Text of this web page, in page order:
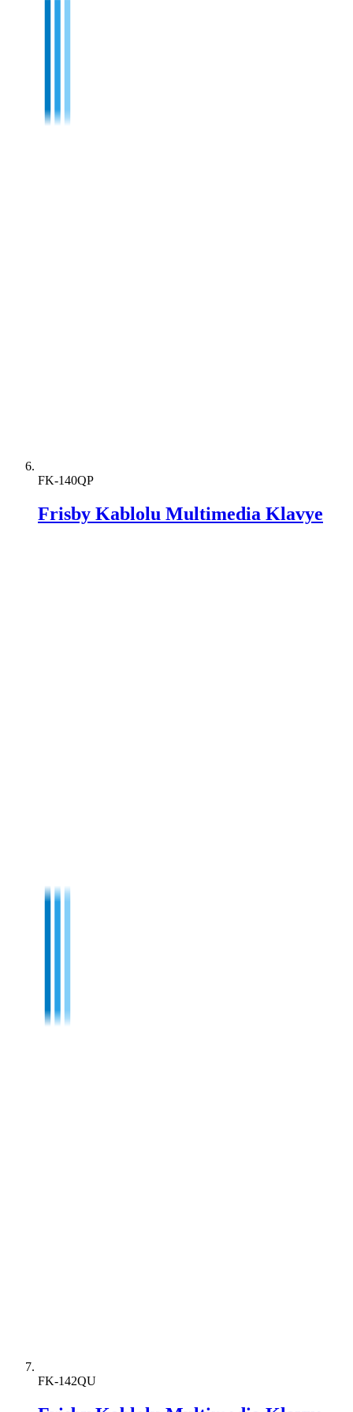
FK-140QP
Frisby Kablolu Multimedia Klavye
FK-142QU